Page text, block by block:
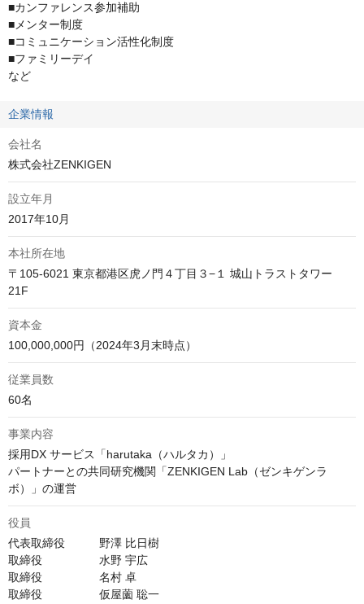
■カンファレンス参加補助
■メンター制度
■コミュニケーション活性化制度
■ファミリーデイ
など
企業情報
会社名
株式会社ZENKIGEN
設立年月
2017年10月
本社所在地
〒105-6021 東京都港区虎ノ門４丁目３−１ 城山トラストタワー
資本金
100,000,000円（2024年3月末時点）
従業員数
60名
事業内容
採用DX サービス「harutaka（ハルタカ）」
パートナーとの共同研究機関「ZENKIGEN Lab（ゼンキゲンラ
ボ）」の運営
役員
代表取締役　　　野澤 比日樹
取締役　　　　　水野 宇広
取締役　　　　　名村 卓
取締役　　　　　仮屋薗 聡一